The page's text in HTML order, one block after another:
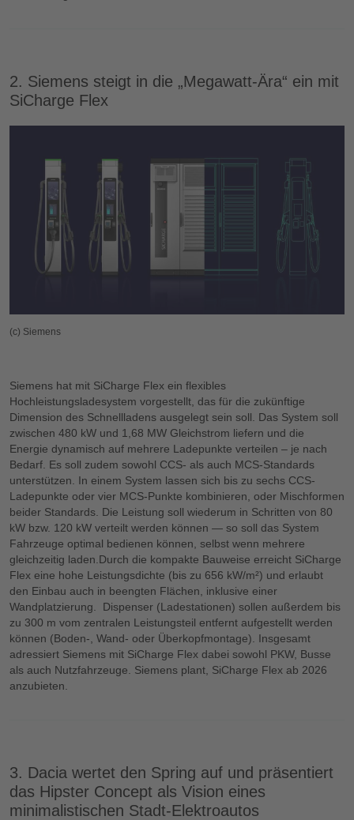
2. Siemens steigt in die „Megawatt-Ära“ ein mit
SiCharge Flex
(c) Siemens
Siemens hat mit SiCharge Flex ein flexibles
Hochleistungsladesystem vorgestellt, das für die zukünftige
Dimension des Schnellladens ausgelegt sein soll. Das System soll
zwischen 480 kW und 1,68 MW Gleichstrom liefern und die
Energie dynamisch auf mehrere Ladepunkte verteilen – je nach
Bedarf. Es soll zudem sowohl CCS- als auch MCS-Standards
unterstützen. In einem System lassen sich bis zu sechs CCS-
Ladepunkte oder vier MCS-Punkte kombinieren, oder Mischformen
beider Standards. Die Leistung soll wiederum in Schritten von 80
kW bzw. 120 kW verteilt werden können — so soll das System
Fahrzeuge optimal bedienen können, selbst wenn mehrere
gleichzeitig laden.Durch die kompakte Bauweise erreicht SiCharge
Flex eine hohe Leistungsdichte (bis zu 656 kW/m²) und erlaubt
den Einbau auch in beengten Flächen, inklusive einer
Wandplatzierung. Dispenser (Ladestationen) sollen außerdem bis
zu 300 m vom zentralen Leistungsteil entfernt aufgestellt werden
können (Boden-, Wand- oder Überkopfmontage). Insgesamt
adressiert Siemens mit SiCharge Flex dabei sowohl PKW, Busse
als auch Nutzfahrzeuge. Siemens plant, SiCharge Flex ab 2026
anzubieten.
3. Dacia wertet den Spring auf und präsentiert
das Hipster Concept als Vision eines
minimalistischen Stadt-Elektroautos